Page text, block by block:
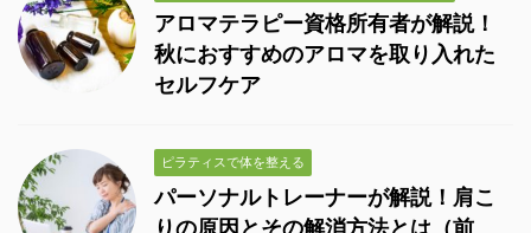
アロマテラピー資格所有者が解説！
秋におすすめのアロマを取り入れた
セルフケア
ピラティスで体を整える
パーソナルトレーナーが解説！肩こ
りの原因とその解消方法とは（前